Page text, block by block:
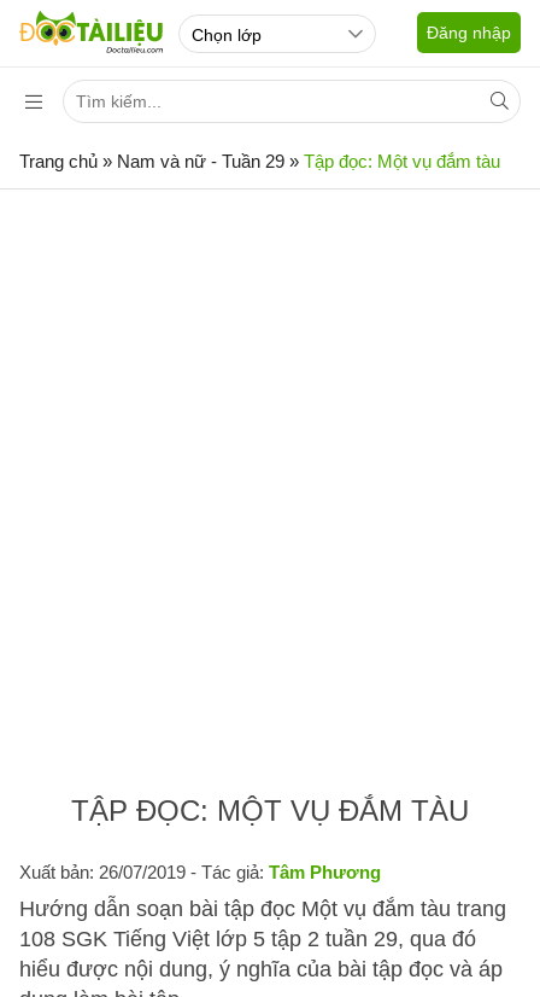
Đăng nhập
Trang chủ » Nam và nữ - Tuần 29 » Tập đọc: Một vụ đắm tàu
TẬP ĐỌC: MỘT VỤ ĐẮM TÀU
Xuất bản: 26/07/2019 - Tác giả: Tâm Phương
Hướng dẫn soạn bài tập đọc Một vụ đắm tàu trang
108 SGK Tiếng Việt lớp 5 tập 2 tuần 29, qua đó
hiểu được nội dung, ý nghĩa của bài tập đọc và áp